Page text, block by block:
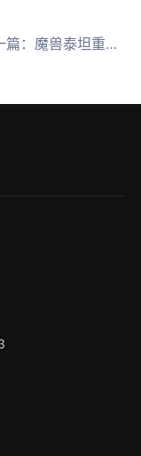
： 魔兽泰坦重铸服11月上线：国服独享！海外延迟高咋办？网易私服靠谱吗？